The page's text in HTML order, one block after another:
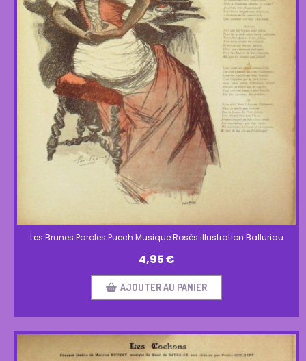
Les Brunes Paroles Puech Musique Rosès illustration Balluriau
4,95€
AJOUTER AU PANIER